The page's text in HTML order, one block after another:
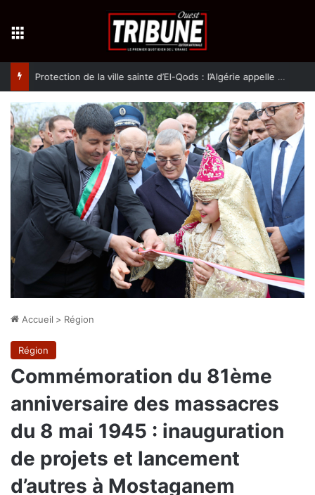
Protection de la ville sainte d’El-Qods : l’Algérie appelle à une action collective
Accueil > Région
Région
Commémoration du 81ème
anniversaire des massacres
du 8 mai 1945 : inauguration
de projets et lancement
d’autres à Mostaganem